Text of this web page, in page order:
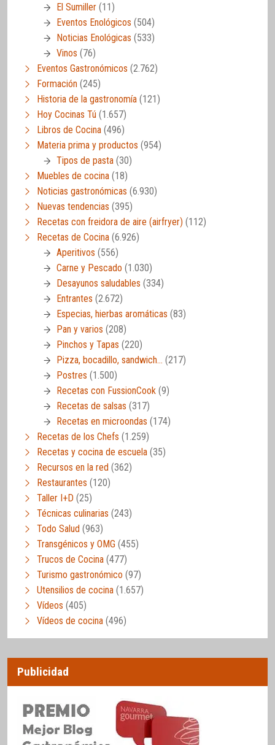
El Sumiller (11)
Eventos Enológicos (504)
Noticias Enológicas (533)
Vinos (76)
Eventos Gastronómicos (2.762)
Formación (245)
Historia de la gastronomía (121)
Hoy Cocinas Tú (1.657)
Libros de Cocina (496)
Materia prima y productos (954)
Tipos de pasta (30)
Muebles de cocina (18)
Noticias gastronómicas (6.930)
Nuevas tendencias (395)
Recetas con freidora de aire (airfryer) (112)
Recetas de Cocina (6.926)
Aperitivos (556)
Carne y Pescado (1.030)
Desayunos saludables (334)
Entrantes (2.672)
Especias, hierbas aromáticas (83)
Pan y varios (208)
Pinchos y Tapas (220)
Pizza, bocadillo, sandwich… (217)
Postres (1.500)
Recetas con FussionCook (9)
Recetas de salsas (317)
Recetas en microondas (174)
Recetas de los Chefs (1.259)
Recetas y cocina de escuela (35)
Recursos en la red (362)
Restaurantes (120)
Taller I+D (25)
Técnicas culinarias (243)
Todo Salud (963)
Transgénicos y OMG (455)
Trucos de Cocina (477)
Turismo gastronómico (97)
Utensilios de cocina (1.657)
Vídeos (405)
Vídeos de cocina (496)
Publicidad